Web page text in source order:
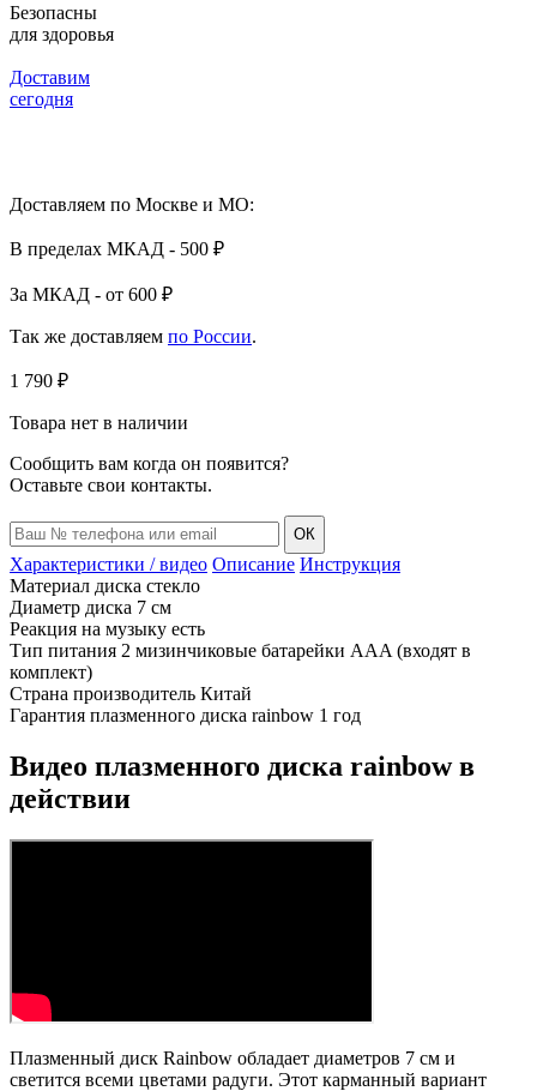
Безопасны
для здоровья
Доставим
сегодня
Доставляем по Москве и МО:
В пределах МКАД - 500 ₽
За МКАД - от 600 ₽
Так же доставляем по России.
1 790 ₽
Товара нет в наличии
Сообщить вам когда он появится?
Оставьте свои контакты.
ОК
Характеристики / видео Описание Инструкция
Материал диска стекло
Диаметр диска 7 см
Реакция на музыку есть
Тип питания 2 мизинчиковые батарейки AAA (входят в
комплект)
Страна производитель Китай
Гарантия плазменного диска rainbow 1 год
Видео плазменного диска rainbow в
действии
Плазменный диск Rainbow обладает диаметров 7 см и
светится всеми цветами радуги. Этот карманный вариант